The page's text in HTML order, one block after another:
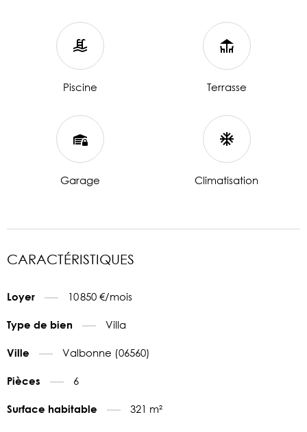
Piscine Terrasse
Garage Climatisation
CARACTÉRISTIQUES
Loyer 10 850 €/mois
Type de bien Villa
Ville Valbonne (06560)
Pièces 6
Surface habitable 321 m²